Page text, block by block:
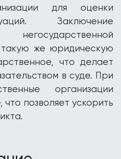
для оценки
Заключение
негосударственной
такую же юридическую
что делает
в суде. При
организации
позволяет ускорить